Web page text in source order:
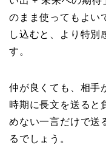
のまま使ってもよい
し込むと、より特別
す。
仲が良くても、相手
時期に長文を送ると
めない一言だけで送
るでしょう。